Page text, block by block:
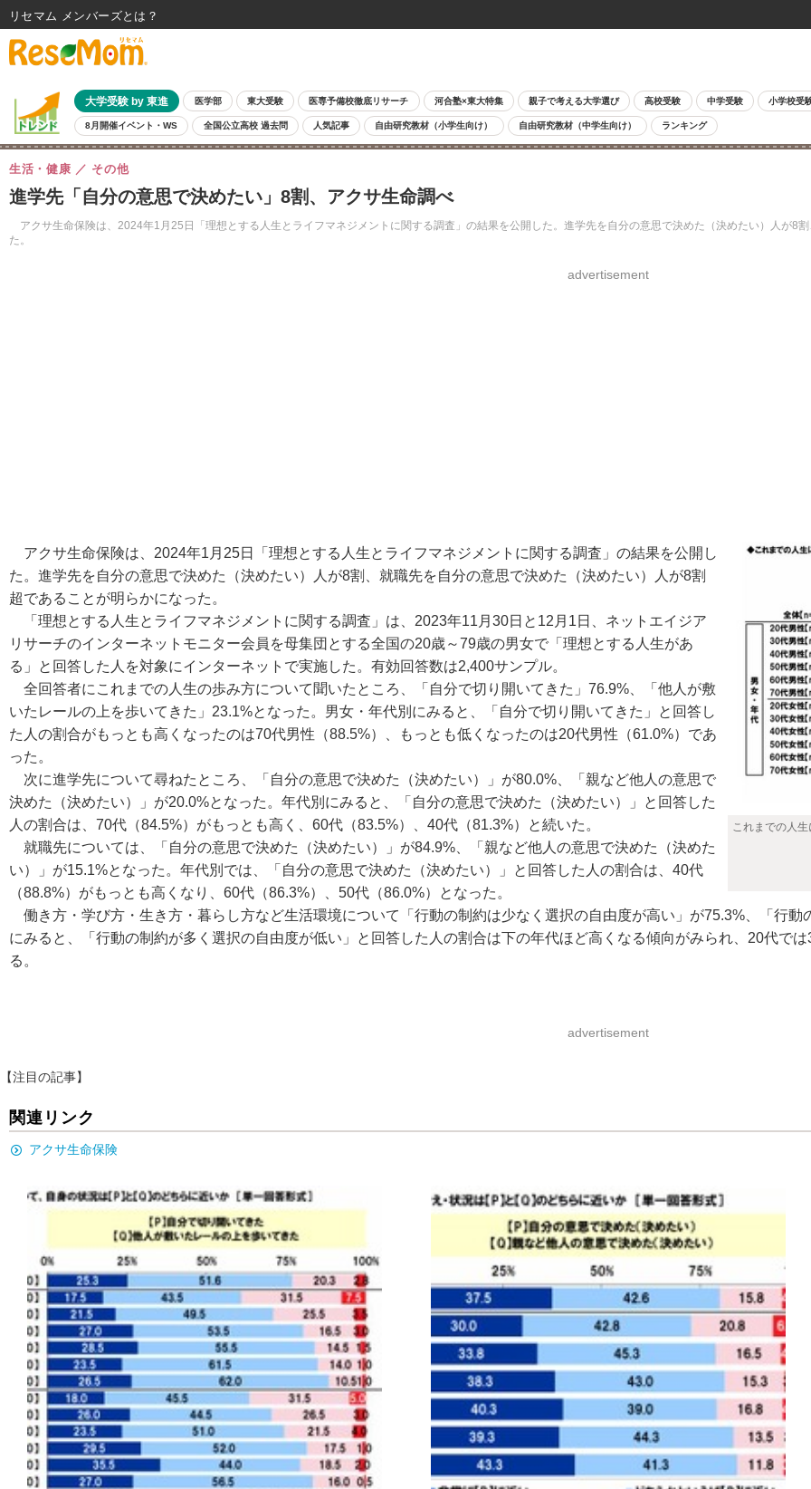
大学受験 by 東進 医学部 東大受験 医専予備校徹底リサーチ 河合塾×東大特集 親子で考える大学選び 高校受験 中学受験 小学校受
8月開催イベント・WS 全国公立高校 過去問 人気記事 自由研究教材（小学生向け） 自由研究教材（中学生向け） ランキング
進学先「自分の意思で決めたい」8割、アクサ生命調べ
アクサ生命保険は、2024年1月25日「理想とする人生とライフマネジメントに関する調査」の結果を公開した。進学先を自分の意思で決めた（決めたい）人が8
た。
生活・健康 その他
advertisement
これまでの人
アクサ生命保険は、2024年1月25日「理想とする人生とライフマネジメントに関する調査」の結果を公開し
た。進学先を自分の意思で決めた（決めたい）人が8割、就職先を自分の意思で決めた（決めたい）人が8割
超であることが明らかになった。
「理想とする人生とライフマネジメントに関する調査」は、2023年11月30日と12月1日、ネットエイジア
リサーチのインターネットモニター会員を母集団とする全国の20歳～79歳の男女で「理想とする人生があ
る」と回答した人を対象にインターネットで実施した。有効回答数は2,400サンプル。
全回答者にこれまでの人生の歩み方について聞いたところ、「自分で切り開いてきた」76.9%、「他人が敷
いたレールの上を歩いてきた」23.1%となった。男女・年代別にみると、「自分で切り開いてきた」と回答し
た人の割合がもっとも高くなったのは70代男性（88.5%）、もっとも低くなったのは20代男性（61.0%）であ
った。
次に進学先について尋ねたところ、「自分の意思で決めた（決めたい）」が80.0%、「親など他人の意思で
決めた（決めたい）」が20.0%となった。年代別にみると、「自分の意思で決めた（決めたい）」と回答した
人の割合は、70代（84.5%）がもっとも高く、60代（83.5%）、40代（81.3%）と続いた。
就職先については、「自分の意思で決めた（決めたい）」が84.9%、「親など他人の意思で決めた（決めた
い）」が15.1%となった。年代別では、「自分の意思で決めた（決めたい）」と回答した人の割合は、40代
（88.8%）がもっとも高くなり、60代（86.3%）、50代（86.0%）となった。
働き方・学び方・生き方・暮らし方など生活環境について「行動の制約は少なく選択の自由度が高い」が75.3%、「行
にみると、「行動の制約が多く選択の自由度が低い」と回答した人の割合は下の年代ほど高くなる傾向がみられ、20代で
る。
advertisement
【注目の記事】
関連リンク
アクサ生命保険
リセマム メンバーズ